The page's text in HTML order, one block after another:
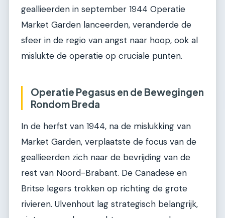
geallieerden in september 1944 Operatie
Market Garden lanceerden, veranderde de
sfeer in de regio van angst naar hoop, ook al
mislukte de operatie op cruciale punten.
Operatie Pegasus en de Bewegingen
Rondom Breda
In de herfst van 1944, na de mislukking van
Market Garden, verplaatste de focus van de
geallieerden zich naar de bevrijding van de
rest van Noord-Brabant. De Canadese en
Britse legers trokken op richting de grote
rivieren. Ulvenhout lag strategisch belangrijk,